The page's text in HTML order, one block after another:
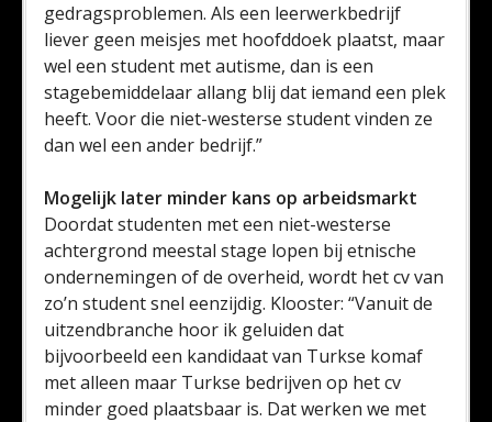
gedragsproblemen. Als een leerwerkbedrijf
liever geen meisjes met hoofddoek plaatst, maar
wel een student met autisme, dan is een
stagebemiddelaar allang blij dat iemand een plek
heeft. Voor die niet-westerse student vinden ze
dan wel een ander bedrijf.”
Mogelijk later minder kans op arbeidsmarkt
Doordat studenten met een niet-westerse
achtergrond meestal stage lopen bij etnische
ondernemingen of de overheid, wordt het cv van
zo’n student snel eenzijdig. Klooster: “Vanuit de
uitzendbranche hoor ik geluiden dat
bijvoorbeeld een kandidaat van Turkse komaf
met alleen maar Turkse bedrijven op het cv
minder goed plaatsbaar is. Dat werken we met